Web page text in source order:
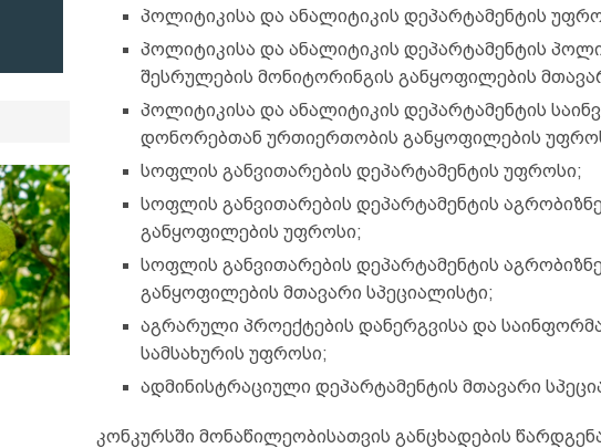
პოლიტიკისა და ანალიტიკის დეპარტამენტის
პოლიტიკისა და ანალიტიკის დეპარტამენტის
შესრულების მონიტორინგის განყოფილების
პოლიტიკისა და ანალიტიკის დეპარტამენტის
დონორებთან ურთიერთობის განყოფილების
სოფლის განვითარების დეპარტამენტის უფროსი;
სოფლის განვითარების დეპარტამენტის
განყოფილების უფროსი;
სოფლის განვითარების დეპარტამენტის
განყოფილების მთავარი სპეციალისტი;
აგრარული პროექტების დანერგვისა და
სამსახურის უფროსი;
ადმინისტრაციული დეპარტამენტის მთავარი
კონკურსში მონაწილეობისათვის განცხადების